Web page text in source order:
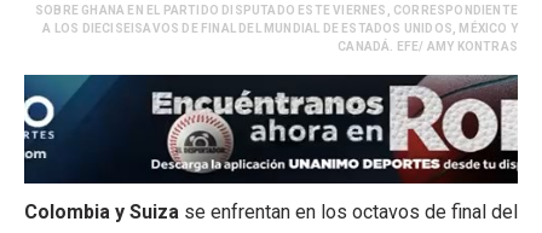
SOBRE GHANA EN EL PARTIDO DISPUTADO ESTE VIERNES, CORRESPONDIENTE
A LOS DIECISEISAVOS DE FINAL DEL MUNDIAL DE ESTADOS UNIDOS, MÉXICO Y
CANADÁ. EFE/ AMY KONTRAS
Colombia y Suiza se enfrentan en los octavos de final del